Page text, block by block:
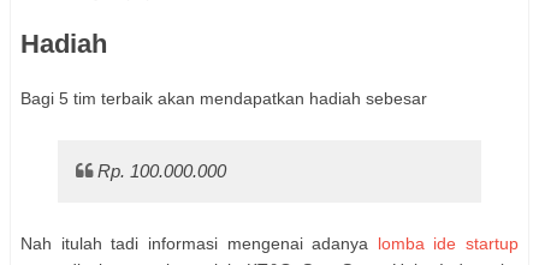
Hadiah
Bagi 5 tim terbaik akan mendapatkan hadiah sebesar
Rp. 100.000.000
Nah itulah tadi informasi mengenai adanya lomba ide startup